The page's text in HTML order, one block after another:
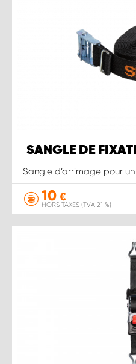
SANGLE DE
Sangle d’arrimage pour
10 €
HORS TAXES (TVA 21 %)